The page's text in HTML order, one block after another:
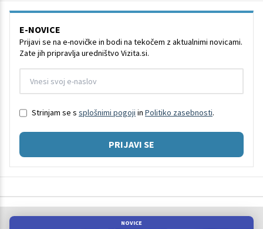
E-NOVICE
Prijavi se na e-novičke in bodi na tekočem z aktualnimi novicami.
Zate jih pripravlja uredništvo Vizita.si.
Strinjam se s splošnimi pogoji in Politiko zasebnosti.
PRIJAVI SE
NOVICE